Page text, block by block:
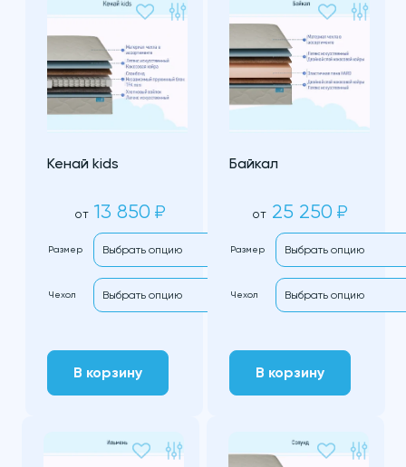
Кенай kids
от 13 850 ₽
Размер
Чехол
В корзину
Байкал
от 25 250 ₽
Размер
Чехол
В корзину